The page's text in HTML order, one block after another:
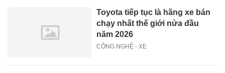
Toyota tiếp tục là hãng xe bán
chạy nhất thế giới nửa đầu
năm 2026
CÔNG NGHỆ - XE